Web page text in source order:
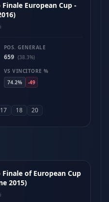
European Cup -
POS. GENERALE
659 (38.3%)
VS VINCITORE %
74.2%
-49
17 18 20
of European Cup
2015)